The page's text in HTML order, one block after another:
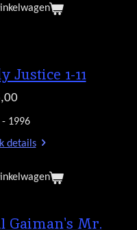
Justice 1-11
- 1996
details
Gaiman's Mr.